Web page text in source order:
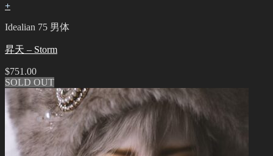
+
Idealian 75 男体
昇天 – Storm
$751.00
SOLD OUT